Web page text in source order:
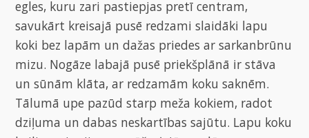
egles, kuru zari pastiepjas pretī centram,
savukārt kreisajā pusē redzami slaidāki lapu
koki bez lapām un dažas priedes ar sarkanbrūnu
mizu. Nogāze labajā pusē priekšplānā ir stāva
un sūnām klāta, ar redzamām koku saknēm.
Tālumā upe pazūd starp meža kokiem, radot
dziļuma un dabas neskartības sajūtu. Lapu koku